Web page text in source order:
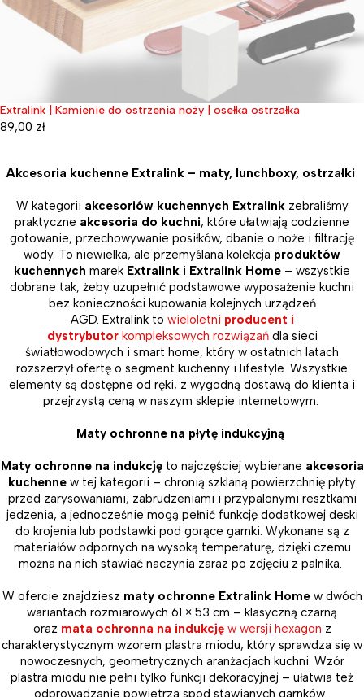
Wyprzedane
Extralink | Kamienie do ostrzenia noży | osełka ostrzałka
89,00 zł
Akcesoria kuchenne Extralink – maty, lunchboxy, ostrzałki
W kategorii akcesoriów kuchennych Extralinkzebraliśmy
praktyczne akcesoria do kuchni, które ułatwiają codzienne
gotowanie, przechowywanie posiłków, dbanie o noże i filtrację
wody. To niewielka, ale przemyślana kolekcja produktów
kuchennych marek Extralink i Extralink Home – wszystkie
dobrane tak, żeby uzupełnić podstawowe wyposażenie kuchni
bez konieczności kupowania kolejnych urządzeń
AGD. Extralink to wieloletni producent i
dystrybutorkompleksowych rozwiązańdla sieci
światłowodowych i smart home, który w ostatnich latach
rozszerzył ofertę o segment kuchenny i lifestyle. Wszystkie
elementy są dostępne od ręki, z wygodną dostawą do klienta i
przejrzystą ceną w naszym sklepie internetowym.
Maty ochronne na płytę indukcyjną
Maty ochronne na indukcjęto najczęściej wybierane akcesoria
kuchenne w tej kategorii – chronią szklaną powierzchnię płyty
przed zarysowaniami, zabrudzeniami i przypalonymi resztkami
jedzenia, a jednocześnie mogą pełnić funkcję dodatkowej deski
do krojenia lub podstawki pod gorące garnki. Wykonane są z
materiałów odpornych na wysoką temperaturę, dzięki czemu
można na nich stawiać naczynia zaraz po zdjęciu z palnika.
W ofercie znajdziesz maty ochronne Extralink Homew dwóch
wariantach rozmiarowych 61 × 53 cm – klasyczną czarną
oraz mata ochronna na indukcjęw wersji hexagon z
charakterystycznym wzorem plastra miodu, który sprawdza się w
nowoczesnych, geometrycznych aranżacjach kuchni. Wzór
plastra miodu nie pełni tylko funkcji dekoracyjnej – ułatwia też
odprowadzanie powietrza spod stawianych garnków.